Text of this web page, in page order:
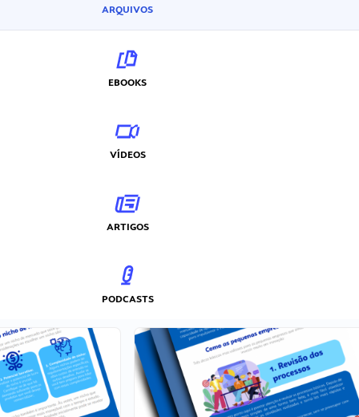
ARQUIVOS
EBOOKS
VÍDEOS
ARTIGOS
PODCASTS